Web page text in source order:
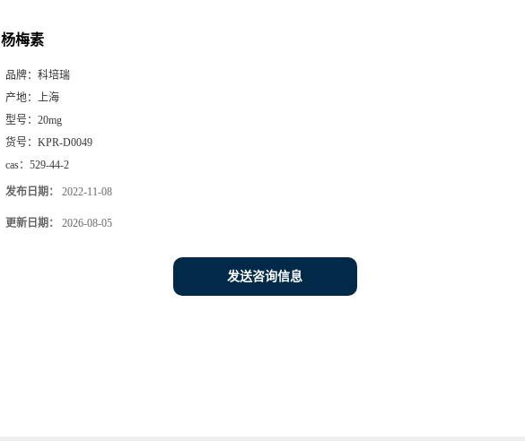
杨梅素
品牌： 科培瑞
产地：
上海
型号： 20mg
货号： KPR-D0049
cas： 529-44-2
发布日期： 2022-11-08
更新日期： 2026-08-05
发送咨询信息